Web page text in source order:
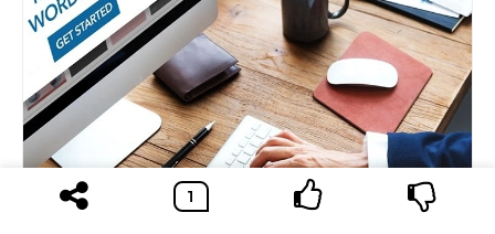
Как переустановить WordPress без потери